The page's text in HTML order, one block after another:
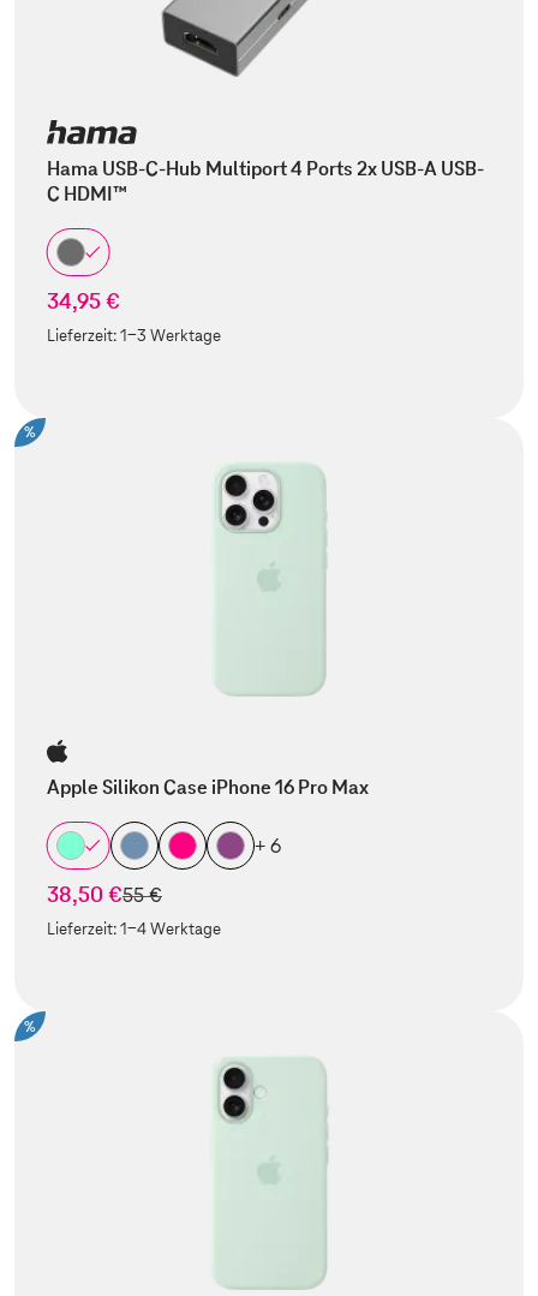
Hama USB-C-Hub Multiport 4 Ports 2x USB-A USB-
C HDMI™
34,95 €
Lieferzeit:1-3 Werktage
%
Apple Silikon Case iPhone 16 Pro Max
+ 6
38,50 €statt
55 €
Lieferzeit:1-4 Werktage
%